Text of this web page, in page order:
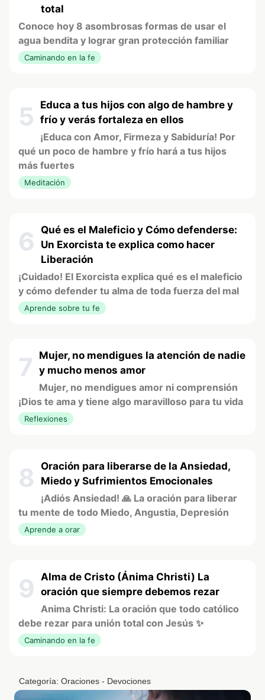
total
Conoce hoy 8 asombrosas formas de usar el
agua bendita y lograr gran protección familiar
Caminando en la fe
5
Educa a tus hijos con algo de hambre y
frío y verás fortaleza en ellos
¡Educa con Amor, Firmeza y Sabiduría! Por
qué un poco de hambre y frío hará a tus hijos
más fuertes
Meditación
6
Qué es el Maleficio y Cómo defenderse:
Un Exorcista te explica como hacer
Liberación
¡Cuidado! El Exorcista explica qué es el maleficio
y cómo defender tu alma de toda fuerza del mal
Aprende sobre tu fe
7
Mujer, no mendigues la atención de nadie
y mucho menos amor
Mujer, no mendigues amor ni comprensión
¡Dios te ama y tiene algo maravilloso para tu vida
Reflexiones
8
Oración para liberarse de la Ansiedad,
Miedo y Sufrimientos Emocionales
¡Adiós Ansiedad! 🙏 La oración para liberar
tu mente de todo Miedo, Angustia, Depresión
Aprende a orar
9
Alma de Cristo (Ánima Christi) La
oración que siempre debemos rezar
Anima Christi: La oración que todo católico
debe rezar para unión total con Jesús ✨
Caminando en la fe
Categoría: Oraciones - Devociones